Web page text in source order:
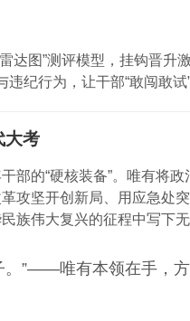
达图”测评模型，挂钩晋升激
违纪行为，让干部“敢闯敢试”
大考
部的“硬核装备”。唯有将
攻坚开创新局、用应急处
族伟大复兴的征程中写下无
。”——唯有本领在手，方